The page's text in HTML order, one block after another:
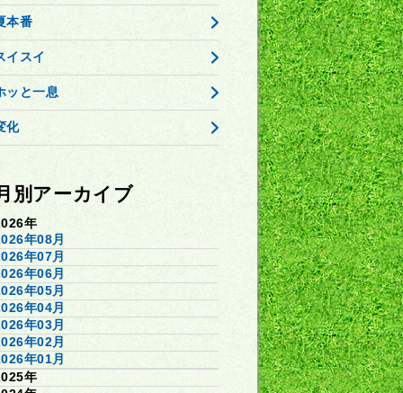
本番
イスイ
ッと一息
化
別アーカイブ
年
年08月
年07月
年06月
年05月
年04月
年03月
年02月
年01月
年